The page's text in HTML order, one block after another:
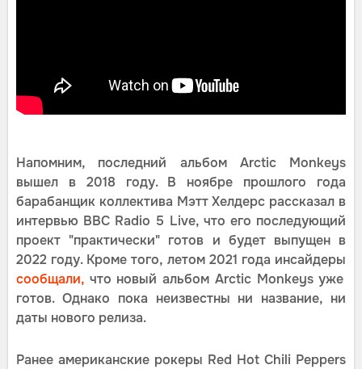
Напомним, последний альбом Arctic Monkeys
вышел в 2018 году. В ноябре прошлого года
барабанщик коллектива Мэтт Хелдерс рассказал в
интервью BBC Radio 5 Live, что его последующий
проект "практически" готов и будет выпущен в
2022 году. Кроме того, летом 2021 года инсайдеры
сообщали, что новый альбом Arctic Monkeys уже
готов. Однако пока неизвестны ни название, ни
даты нового релиза.
Ранее американские рокеры Red Hot Chili Peppers